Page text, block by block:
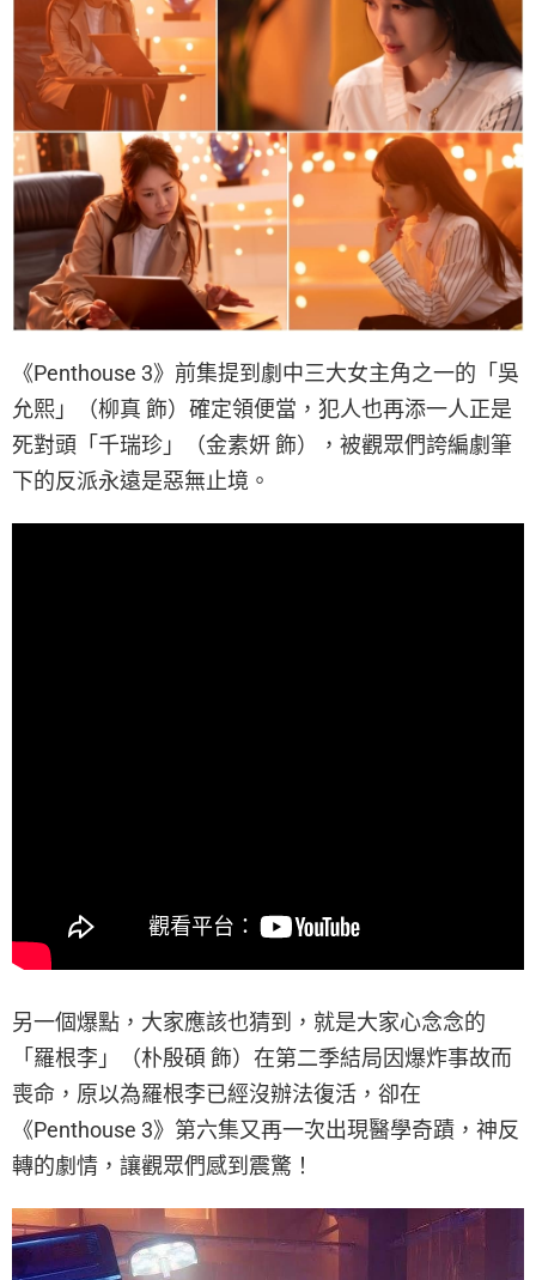
《Penthouse 3》前集提到劇中三大女主角之一的「吳
允熙」（柳真 飾）確定領便當，犯人也再添一人正是
死對頭「千瑞珍」（金素妍 飾），被觀眾們誇編劇筆
下的反派永遠是惡無止境。
另一個爆點，大家應該也猜到，就是大家心念念的
「羅根李」（朴殷碩 飾）在第二季結局因爆炸事故而
喪命，原以為羅根李已經沒辦法復活，卻在
《Penthouse 3》第六集又再一次出現醫學奇蹟，神反
轉的劇情，讓觀眾們感到震驚！